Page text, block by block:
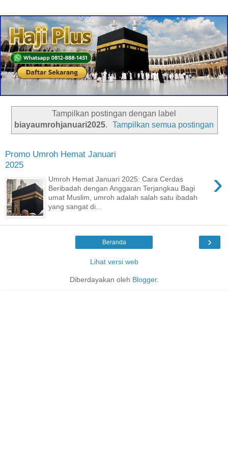
Tampilkan postingan dengan label
biayaumrohjanuari2025. Tampilkan semua postingan
Promo Umroh Hemat Januari
2025
›
Umroh Hemat Januari 2025: Cara Cerdas
Beribadah dengan Anggaran Terjangkau Bagi
umat Muslim, umroh adalah salah satu ibadah
yang sangat di...
›
Beranda
Lihat versi web
Diberdayakan oleh Blogger.